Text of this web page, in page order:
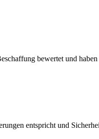
bewertet und
entspricht und